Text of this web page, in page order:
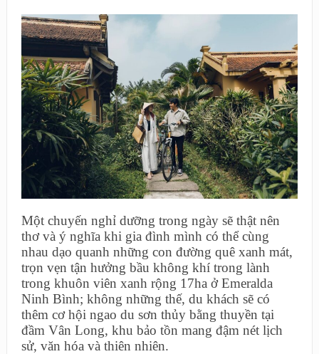
Một chuyến nghỉ dưỡng trong ngày sẽ thật nên
thơ và ý nghĩa khi gia đình mình có thể cùng
nhau dạo quanh những con đường quê xanh mát,
trọn vẹn tận hưởng bầu không khí trong lành
trong khuôn viên xanh rộng 17ha ở Emeralda
Ninh Bình; không những thế, du khách sẽ có
thêm cơ hội ngao du sơn thủy bằng thuyền tại
đầm Vân Long, khu bảo tồn mang đậm nét lịch
sử, văn hóa và thiên nhiên.